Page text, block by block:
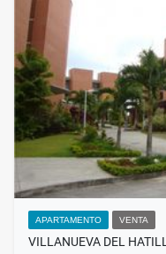
APARTAMENTO VENTA
VILLANUEVA DEL